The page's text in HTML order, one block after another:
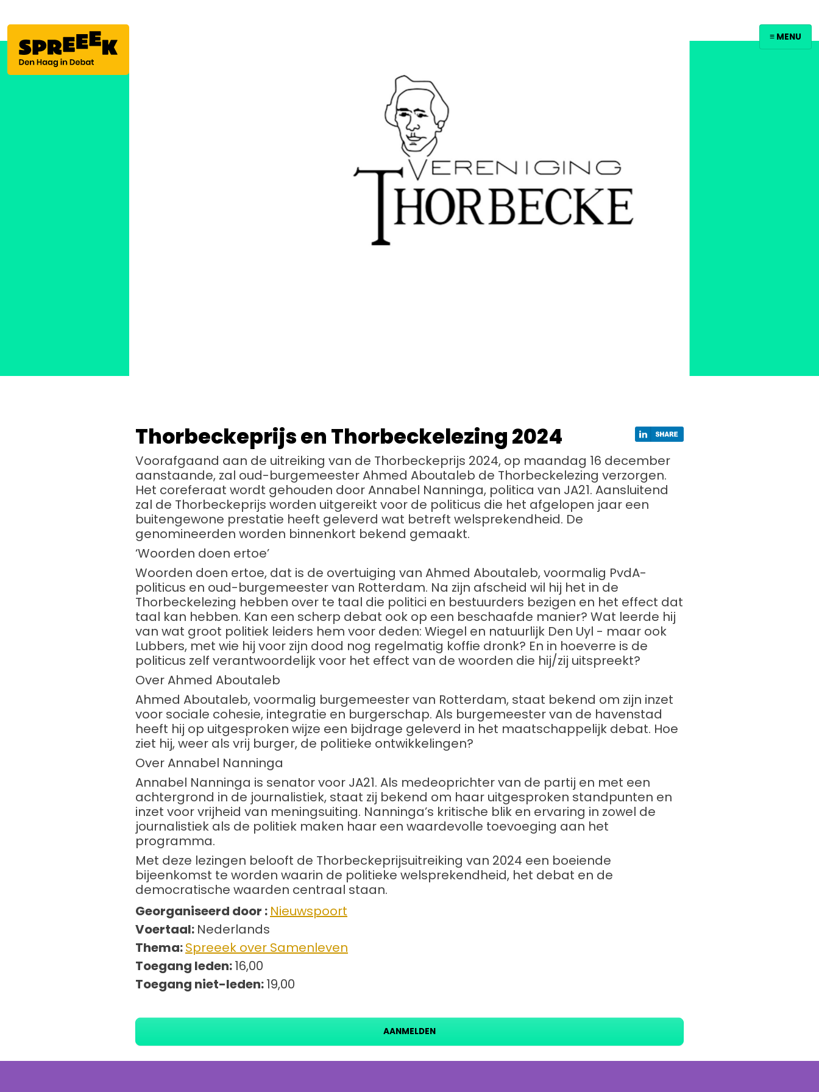
≡ MENU
Thorbeckeprijs en Thorbeckelezing 2024
Voorafgaand aan de uitreiking van de Thorbeckeprijs 2024, op maandag 16 december
aanstaande, zal oud-burgemeester Ahmed Aboutaleb de Thorbeckelezing verzorgen.
Het coreferaat wordt gehouden door Annabel Nanninga, politica van JA21. Aansluitend
zal de Thorbeckeprijs worden uitgereikt voor de politicus die het afgelopen jaar een
buitengewone prestatie heeft geleverd wat betreft welsprekendheid. De
genomineerden worden binnenkort bekend gemaakt.
‘Woorden doen ertoe’
Woorden doen ertoe, dat is de overtuiging van Ahmed Aboutaleb, voormalig PvdA-
politicus en oud-burgemeester van Rotterdam. Na zijn afscheid wil hij het in de
Thorbeckelezing hebben over te taal die politici en bestuurders bezigen en het effect dat
taal kan hebben. Kan een scherp debat ook op een beschaafde manier? Wat leerde hij
van wat groot politiek leiders hem voor deden: Wiegel en natuurlijk Den Uyl - maar ook
Lubbers, met wie hij voor zijn dood nog regelmatig koffie dronk? En in hoeverre is de
politicus zelf verantwoordelijk voor het effect van de woorden die hij/zij uitspreekt?
Over Ahmed Aboutaleb
Ahmed Aboutaleb, voormalig burgemeester van Rotterdam, staat bekend om zijn inzet
voor sociale cohesie, integratie en burgerschap. Als burgemeester van de havenstad
heeft hij op uitgesproken wijze een bijdrage geleverd in het maatschappelijk debat. Hoe
ziet hij, weer als vrij burger, de politieke ontwikkelingen?
Over Annabel Nanninga
Annabel Nanninga is senator voor JA21. Als medeoprichter van de partij en met een
achtergrond in de journalistiek, staat zij bekend om haar uitgesproken standpunten en
inzet voor vrijheid van meningsuiting. Nanninga’s kritische blik en ervaring in zowel de
journalistiek als de politiek maken haar een waardevolle toevoeging aan het
programma.
Met deze lezingen belooft de Thorbeckeprijsuitreiking van 2024 een boeiende
bijeenkomst te worden waarin de politieke welsprekendheid, het debat en de
democratische waarden centraal staan.
Georganiseerd door : Nieuwspoort
Voertaal: Nederlands
Thema:Spreeek over Samenleven
Toegang leden:16,00
Toegang niet-leden:19,00
AANMELDEN